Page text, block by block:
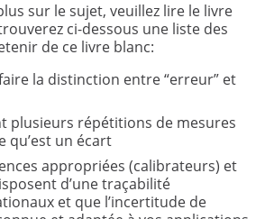
sur le sujet, veuillez lire le livre
ci-dessous une liste des
de ce livre blanc:
la distinction entre “erreur” et
plusieurs répétitions de mesures
qu’est un écart
appropriées (calibrateurs) et
d’une traçabilité
et que l’incertitude de